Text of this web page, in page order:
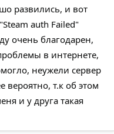
развились, и вот
auth Failed"
очень благодарен,
в интернете,
неужели сервер
т.к об этом
и у друга такая